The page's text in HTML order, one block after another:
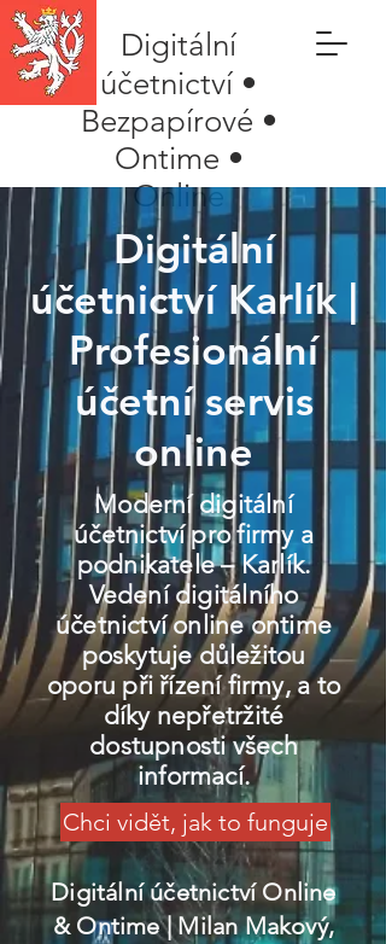
Digitální
účetnictví •
Bezpapírové •
Ontime •
Online
Digitální
účetnictví Karlík |
Profesionální
účetní servis
online
Moderní digitální
účetnictví pro firmy a
podnikatele – Karlík.
Vedení digitálního
účetnictví online ontime
poskytuje důležitou
oporu při řízení firmy, a to
díky nepřetržité
dostupnosti všech
informací.
Chci vidět, jak to funguje
Digitální účetnictví Online
& Ontime| Milan Makový,